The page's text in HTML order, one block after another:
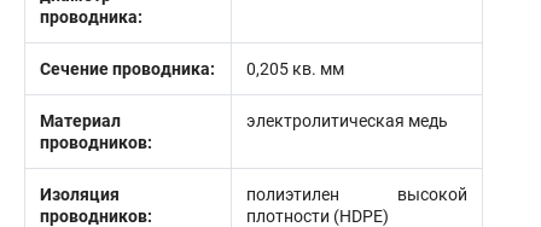
проводника:
Сечение проводника: 0,205 кв. мм
Материал
проводников:
электролитическая медь
Изоляция
проводников:
полиэтилен высокой
плотности (HDPE)